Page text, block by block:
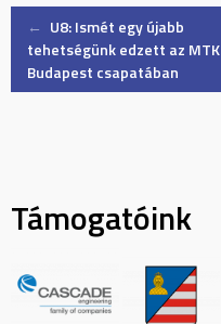
Post
navigation
← U8: Ismét egy újabb
tehetségünk edzett az MTK
Budapest csapatában
Támogatóink